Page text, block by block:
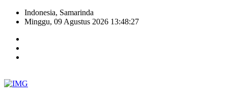
Indonesia, Samarinda
Minggu, 09 Agustus 2026 13:48:28